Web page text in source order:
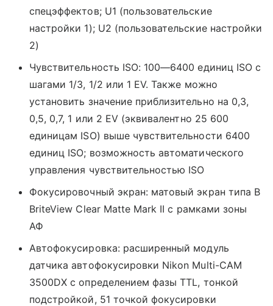
спецэффектов; U1 (пользовательские
настройки 1); U2 (пользовательские настройки
2)
Чувствительность ISO: 100—6400 единиц ISO с
шагами 1/3, 1/2 или 1 EV. Также можно
установить значение приблизительно на 0,3,
0,5, 0,7, 1 или 2 EV (эквивалентно 25 600
единицам ISO) выше чувствительности 6400
единиц ISO; возможность автоматического
управления чувствительностью ISO
Фокусировочный экран: матовый экран типа В
BriteView Clear Matte Mark II с рамками зоны
АФ
Автофокусировка: расширенный модуль
датчика автофокусировки Nikon Multi-CAM
3500DX с определением фазы TTL, тонкой
подстройкой, 51 точкой фокусировки